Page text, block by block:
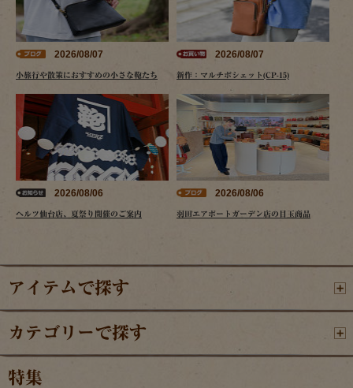
2026/08/07
小旅行や散策におすすめの小さな鞄たち
2026/08/07
新作：マルチポシェット(CP-15)
2026/08/06
ヘルツ仙台店、夏祭り開催のご案内
2026/08/06
羽田エアポートガーデン店の目玉商品
アイテムで探す
カテゴリーで探す
特集